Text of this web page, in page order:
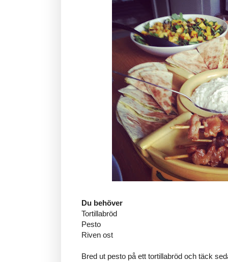
Du behöver
Tortillabröd
Pesto
Riven ost
Bred ut pesto på ett tortillabröd och täck